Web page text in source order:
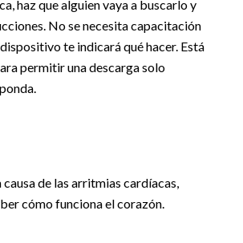
haz que alguien vaya a buscarlo y
No se necesita capacitación
te indicará qué hacer. Está
permitir una descarga solo
causa de las arritmias cardíacas,
cómo funciona el corazón.